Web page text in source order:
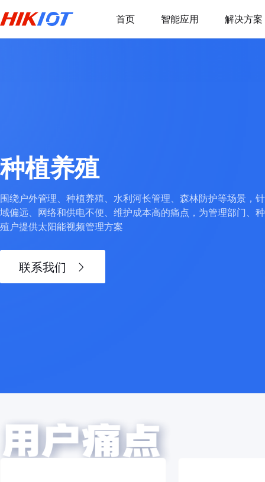
首页 智能应用 解决方案
种植养殖
围绕户外管理、种植养殖、水利河长管理、森林防护等场景，
域偏远、网络和供电不便、维护成本高的痛点，为管理部门、
殖户提供太阳能视频管理方案
联系我们